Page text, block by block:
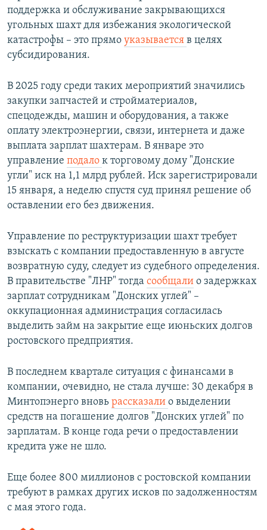
поддержка и обслуживание закрывающихся
угольных шахт для избежания экологической
катастрофы – это прямо указывается в целях
субсидирования.
В 2025 году среди таких мероприятий значились
закупки запчастей и стройматериалов,
спецодежды, машин и оборудования, а также
оплату электроэнергии, связи, интернета и даже
выплата зарплат шахтерам. В январе это
управление подало к торговому дому "Донские
угли" иск на 1,1 млрд рублей. Иск зарегистрировали
15 января, а неделю спустя суд принял решение об
оставлении его без движения.
Управление по реструктуризации шахт требует
взыскать с компании предоставленную в августе
возвратную суду, следует из судебного определения.
В правительстве "ЛНР" тогда сообщали о задержках
зарплат сотрудникам "Донских углей" –
оккупационная администрация согласилась
выделить займ на закрытие еще июньских долгов
ростовского предприятия.
В последнем квартале ситуация с финансами в
компании, очевидно, не стала лучше: 30 декабря в
Минтопэнерго вновь рассказали о выделении
средств на погашение долгов "Донских углей" по
зарплатам. В конце года речи о предоставлении
кредита уже не шло.
Еще более 800 миллионов с ростовской компании
требуют в рамках других исков по задолженностям
с мая этого года.